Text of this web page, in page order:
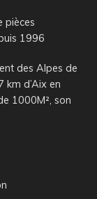
pièces
1996
des Alpes de
km d’Aix en
1000M², son